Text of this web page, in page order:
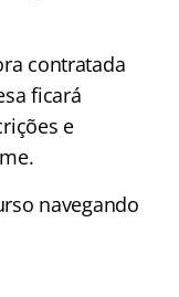
contratada
ficará
e
navegando